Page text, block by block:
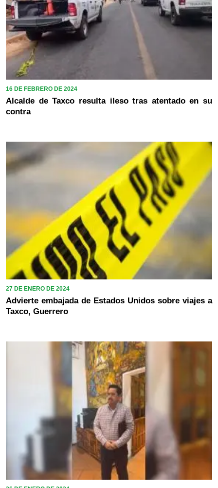
16 DE FEBRERO DE 2024
Alcalde de Taxco resulta ileso tras atentado en su
contra
27 DE ENERO DE 2024
Advierte embajada de Estados Unidos sobre viajes a
Taxco, Guerrero